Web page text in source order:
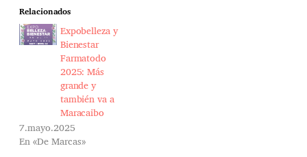
Relacionados
Expobelleza y
Bienestar
Farmatodo
2025: Más
grande y
también va a
Maracaibo
7.mayo.2025
En «De Marcas»